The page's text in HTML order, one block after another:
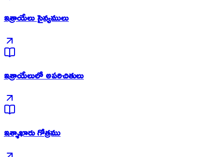
ఇశ్రాయేలు సైన్యములు
ఇశ్రాయేలులో అపరిచితులు
ఇశ్శాఖారు గోత్రము